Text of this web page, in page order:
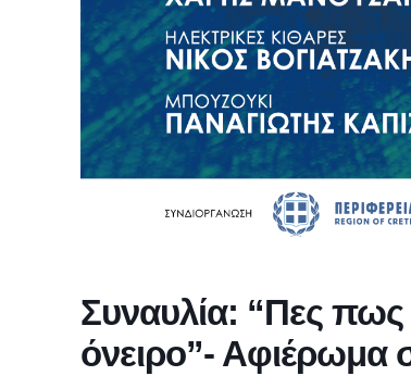
Συναυλία: “Πες πως
όνειρο”- Αφιέρωμα